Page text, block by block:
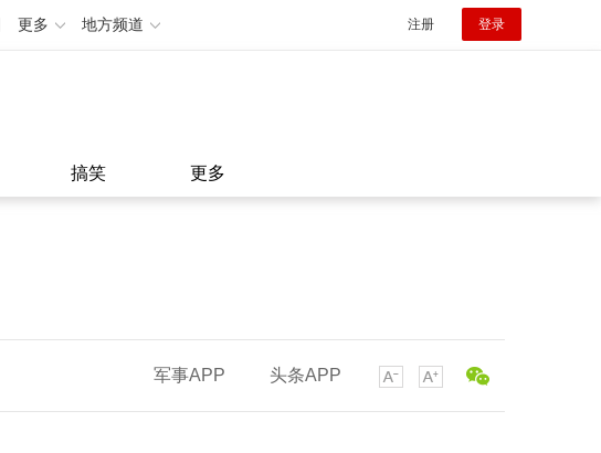
更多 地方频道 注册 登录
搞笑 更多
军事APP 头条APP